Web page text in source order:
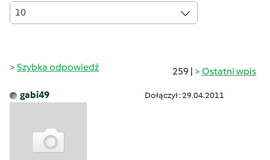
10
259 | Ostatni wpis
Szybka odpowiedź
gabi49 Dołączył : 29.04.2011